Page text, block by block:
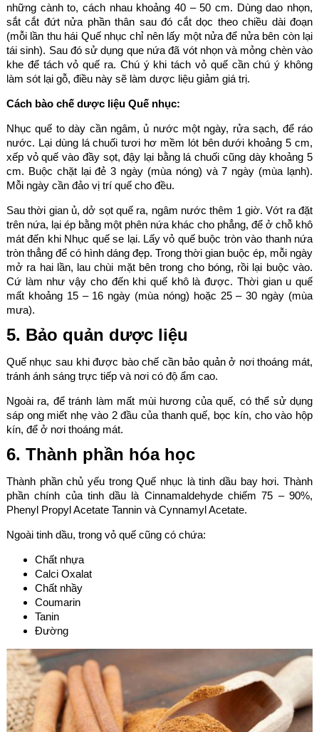
những cành to, cách nhau khoảng 40 – 50 cm. Dùng dao nhọn,
sắt cắt đứt nửa phần thân sau đó cắt dọc theo chiều dài đoạn
(mỗi lần thu hái Quế nhục chỉ nên lấy một nửa để nửa bên còn lại
tái sinh). Sau đó sử dụng que nứa đã vót nhọn và mỏng chèn vào
khe để tách vỏ quế ra. Chú ý khi tách vỏ quế cần chú ý không
làm sót lại gỗ, điều này sẽ làm dược liệu giảm giá trị.
Cách bào chế dược liệu Quế nhục:
Nhục quế to dày cần ngâm, ủ nước một ngày, rửa sạch, để ráo
nước. Lại dùng lá chuối tươi hơ mềm lót bên dưới khoảng 5 cm,
xếp vỏ quế vào đầy sọt, đậy lại bằng lá chuối cũng dày khoảng 5
cm. Buộc chặt lại đẻ 3 ngày (mùa nóng) và 7 ngày (mùa lạnh).
Mỗi ngày cần đảo vị trí quế cho đều.
Sau thời gian ủ, dở sọt quế ra, ngâm nước thêm 1 giờ. Vớt ra đặt
trên nứa, lại ép bằng một phên nứa khác cho phẳng, để ở chỗ khô
mát đến khi Nhục quế se lại. Lấy vỏ quế buộc tròn vào thanh nứa
tròn thẳng để có hình dáng đẹp. Trong thời gian buộc ép, mỗi ngày
mở ra hai lần, lau chùi mặt bên trong cho bóng, rồi lại buộc vào.
Cứ làm như vậy cho đến khi quế khô là được. Thời gian u quế
mất khoảng 15 – 16 ngày (mùa nóng) hoặc 25 – 30 ngày (mùa
mưa).
5. Bảo quản dược liệu
Quế nhục sau khi được bào chế cần bảo quản ở nơi thoáng mát,
tránh ánh sáng trực tiếp và nơi có độ ẩm cao.
Ngoài ra, để tránh làm mất mùi hương của quế, có thể sử dụng
sáp ong miết nhẹ vào 2 đầu của thanh quế, bọc kín, cho vào hộp
kín, để ở nơi thoáng mát.
6. Thành phần hóa học
Thành phần chủ yếu trong Quế nhục là tinh dầu bay hơi. Thành
phần chính của tinh dầu là Cinnamaldehyde chiếm 75 – 90%,
Phenyl Propyl Acetate Tannin và Cynnamyl Acetate.
Ngoài tinh dầu, trong vỏ quế cũng có chứa:
Chất nhựa
Calci Oxalat
Chất nhầy
Coumarin
Tanin
Đường